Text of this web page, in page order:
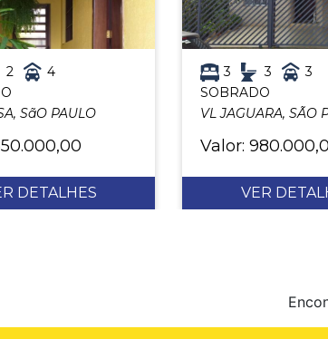
2
4
SãO PAULO
DETALHES
3 3
3
SOBRADO
VL JAGUARA, SÃO
Valor:
VER